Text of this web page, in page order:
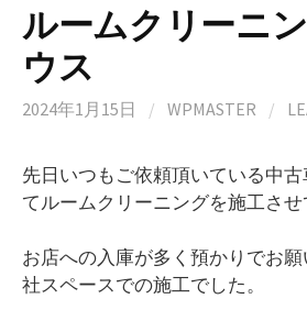
ルームクリーニ
ウス
2024年1月15日 / WPMASTER /
先日いつもご依頼頂いている中
てルームクリーニングを施工させ
お店への入庫が多く預かりでお
社スペースでの施工でした。